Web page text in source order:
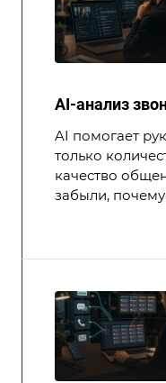
AI-анализ
AI помогает
только
качество
забыли,